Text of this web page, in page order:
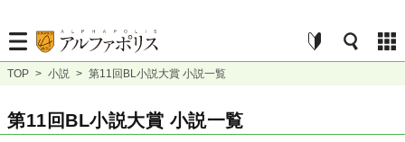
TOP > 小説 > 第11回BL小説大賞 小説一覧
第11回BL小説大賞 小説一覧